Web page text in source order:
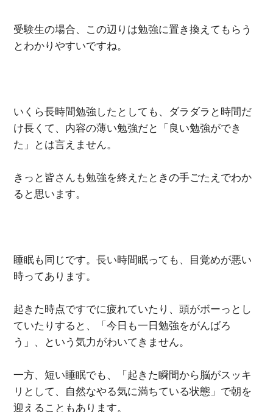
受験生の場合、この辺りは勉強に置き換えてもらう
とわかりやすいですね。
いくら長時間勉強したとしても、ダラダラと時間だ
け長くて、内容の薄い勉強だと「良い勉強ができ
た」とは言えません。
きっと皆さんも勉強を終えたときの手ごたえでわか
ると思います。
睡眠も同じです。長い時間眠っても、目覚めが悪い
時ってあります。
起きた時点ですでに疲れていたり、頭がボーっとし
ていたりすると、「今日も一日勉強をがんばろ
う」、という気力がわいてきません。
一方、短い睡眠でも、「起きた瞬間から脳がスッキ
リとして、自然なやる気に満ちている状態」で朝を
迎えることもあります。